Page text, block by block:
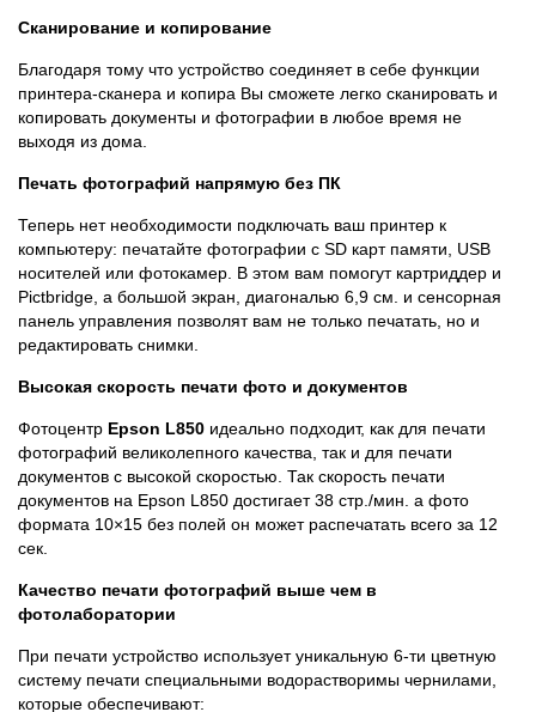
Сканирование и копирование
Благодаря тому что устройство соединяет в себе функции
принтера-сканера и копира Вы сможете легко сканировать и
копировать документы и фотографии в любое время не
выходя из дома.
Печать фотографий напрямую без ПК
Теперь нет необходимости подключать ваш принтер к
компьютеру: печатайте фотографии с SD карт памяти, USB
носителей или фотокамер. В этом вам помогут картриддер и
Pictbridge, а большой экран, диагональю 6,9 см. и сенсорная
панель управления позволят вам не только печатать, но и
редактировать снимки.
Высокая скорость печати фото и документов
Фотоцентр Epson L850 идеально подходит, как для печати
фотографий великолепного качества, так и для печати
документов с высокой скоростью. Так скорость печати
документов на Epson L850 достигает 38 стр./мин. а фото
формата 10×15 без полей он может распечатать всего за 12
сек.
Качество печати фотографий выше чем в
фотолаборатории
При печати устройство использует уникальную 6-ти цветную
систему печати специальными водорастворимы чернилами,
которые обеспечивают: